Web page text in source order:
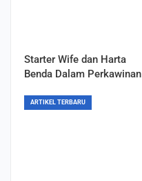
Starter Wife dan Harta
Benda Dalam Perkawinan
ARTIKEL TERBARU